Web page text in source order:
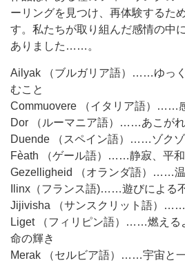
ーリングを見つけ、再体験するた
す。私たちが取り組んだ感情の中
ありました……。
Ailyak （ブルガリア語）……ゆっ
むこと
Commuovere （イタリア語）……
Dor （ルーマニア語）……あこが
Duende （スペイン語）……ゾクゾ
Fèath （ゲール語）……静寂、平和
Gezelligheid （オランダ語）……温
Ilinx（フランス語)……遊びによる
Jijivisha （サンスクリット語）……
Liget （フィリピン語）……燃える
命の輝き
Merak （セルビア語）……宇宙と